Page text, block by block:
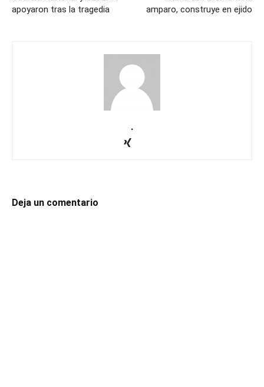
apoyaron tras la tragedia
amparo, construye en ejido
.
Deja un comentario